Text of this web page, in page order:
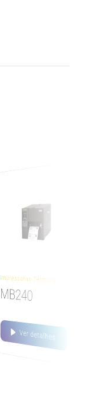
Impressoras Térmicas
MB240
Ver detalhes